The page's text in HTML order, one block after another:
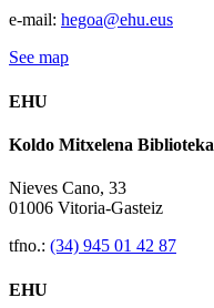
e-mail: hegoa@ehu.eus
See map
EHU
Koldo Mitxelena Biblioteka
Nieves Cano, 33
01006 Vitoria-Gasteiz
tfno.: (34) 945 01 42 87
EHU